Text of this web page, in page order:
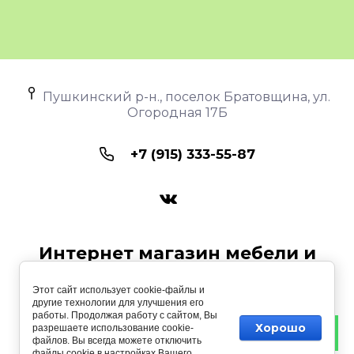
Интернет магазин мебели и
Copyright © 2017 - 2026
Пушкинский р-н., поселок Братовщина, ул.
Огородная 17Б
+7 (915) 333-55-87
Этот сайт использует cookie-файлы и
другие технологии для улучшения его
работы. Продолжая работу с сайтом, Вы
разрешаете использование cookie-
файлов. Вы всегда можете отключить
Хорошо